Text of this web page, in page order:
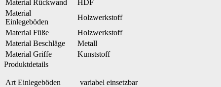
Material Rückwand
HDF
Material
Einlegeböden
Holzwerkstoff
Material Füße
Holzwerkstoff
Material Beschläge
Metall
Material Griffe
Kunststoff
Produktdetails
Art Einlegeböden
variabel einsetzbar